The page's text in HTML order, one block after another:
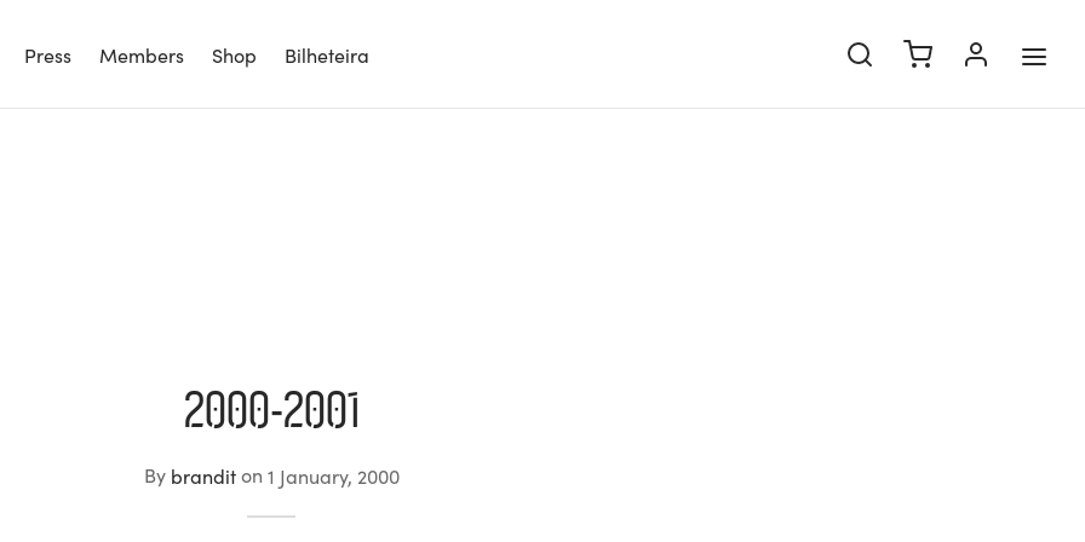
Press Members Shop Bilheteira
2000-2001
By branditon 1 January, 2000